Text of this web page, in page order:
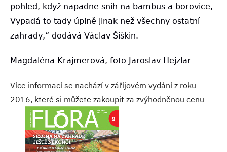
pohled, když napadne sníh na bambus a borovice,
Vypadá to tady úplně jinak než všechny ostatní
zahrady,“ dodává Václav Šiškin.
Magdaléna Krajmerová, foto Jaroslav Hejzlar
Více informací se nachází v záříjovém vydání z roku
2016, které si můžete zakoupit za zvýhodněnou cenu